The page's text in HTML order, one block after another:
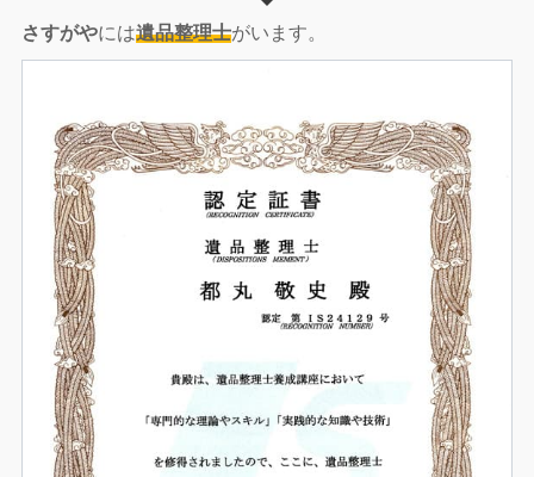
さすがやには遺品整理士がいます。